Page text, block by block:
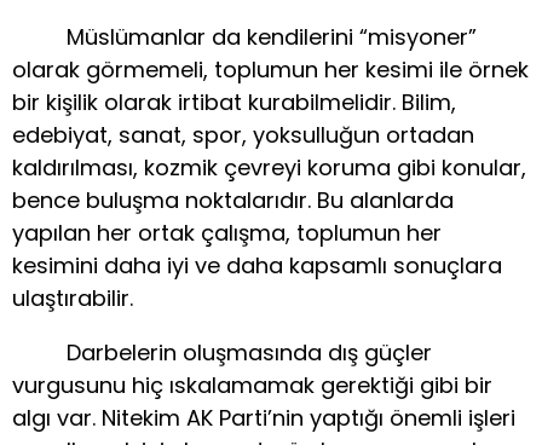
Müslümanlar da kendilerini “misyoner”
olarak görmemeli, toplumun her kesimi ile örnek
bir kişilik olarak irtibat kurabilmelidir. Bilim,
edebiyat, sanat, spor, yoksulluğun ortadan
kaldırılması, kozmik çevreyi koruma gibi konular,
bence buluşma noktalarıdır. Bu alanlarda
yapılan her ortak çalışma, toplumun her
kesimini daha iyi ve daha kapsamlı sonuçlara
ulaştırabilir.
Darbelerin oluşmasında dış güçler
vurgusunu hiç ıskalamamak gerektiği gibi bir
algı var. Nitekim AK Parti’nin yaptığı önemli işleri